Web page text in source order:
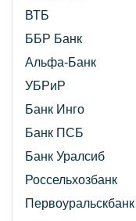
ВТБ
ББР Банк
Альфа-Банк
УБРиР
Банк Инго
Банк ПСБ
Банк Уралсиб
Россельхозбанк
Первоуральскбанк